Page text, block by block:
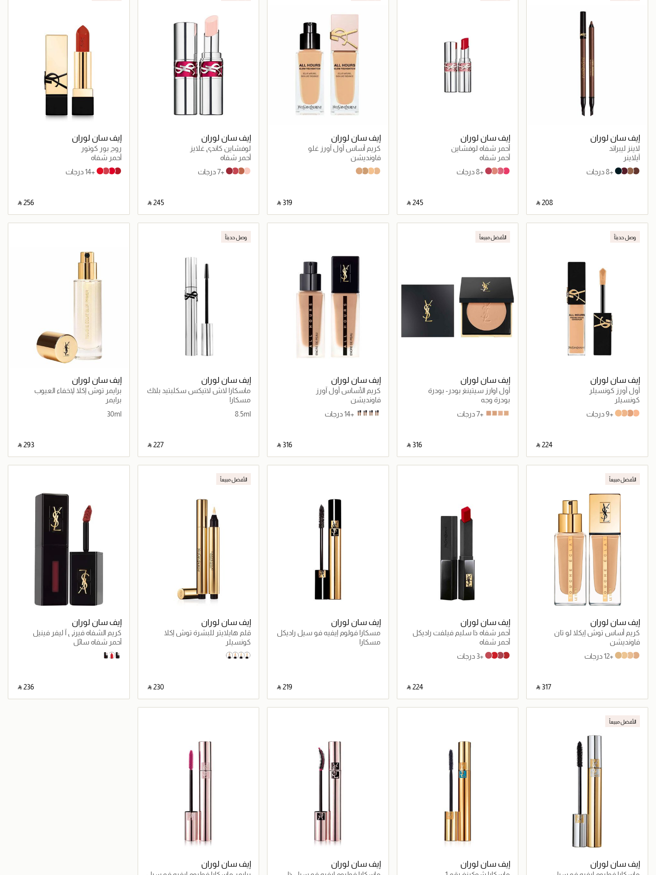
إيف سان لوران
لاينز ليبراتد
آيلاينر
2 Deconstructed Brown
3 Liberated Bronze
4 Unrestricted Plum
5 Prismatic Black +8 درجات
‎ ⃁ ⁦208⁩ ‎
جاري تحميل التفاصيل
إيف سان لوران
أحمر شفاه لوفشاين
أحمر شفاه
45 Coral Crush
209 Bling Pink
201 Rosewood Blush
154 Pink In Shine +8 درجات
‎ ⃁ ⁦245⁩ ‎
جاري تحميل التفاصيل
إيف سان لوران
كريم أساس أُول آورز غلو
فاونديشن
LN6
LN4
MN6
MN4
‎ ⃁ ⁦319⁩ ‎
جاري تحميل التفاصيل
إيف سان لوران
لوفشاين كاندي غلايز
أحمر شفاه
2 Healthy Glow Plump
4 Nude Pleasure
5 Pink Satisfaction
6 Burgundy Temptation +7 درجات
‎ ⃁ ⁦245⁩ ‎
جاري تحميل التفاصيل
إيف سان لوران
روج بور كوتور
أحمر شفاه
R1 Le Rouge
R7 Rouge Insolite
R10 Effortless Vermillion
R12 Rouge Féminin
+14 درجات
‎ ⃁ ⁦256⁩ ‎
جاري تحميل التفاصيل
وصل حديثاً
إيف سان لوران
أول أورز كونسيلر
كونسيلر
LC2
LC5
LN1
LN4+9 درجات
‎ ⃁ ⁦224⁩ ‎
جاري تحميل التفاصيل
الأفضل مبيعاً
إيف سان لوران
أول اوارز سيتينغ بودر- بودرة
مضغوطة غير لامعة
بودرة وجه
b20 ivory
b10 porcelain
b30 almond
b40 sand
+7 درجات
‎ ⃁ ⁦316⁩ ‎
جاري تحميل التفاصيل
إيف سان لوران
كريم الأساس أول آورز
فاونديشن
MN7
LN9
LW8
MN10
+14 درجات
‎ ⃁ ⁦316⁩ ‎
جاري تحميل التفاصيل
وصل حديثاً
إيف سان لوران
ماسكارا لاش لاتيكس سكلبتيد بلاك
مسكارا
8.5ml
‎ ⃁ ⁦227⁩ ‎
جاري تحميل التفاصيل
إيف سان لوران
برايمر توش إكلا لإخفاء العيوب
برايمر
30ml
‎ ⃁ ⁦293⁩ ‎
جاري تحميل التفاصيل
الأفضل مبيعاً
إيف سان لوران
كريم أساس توش إيكلا لو تان
المجدد
فاونديشن
br40
B10
B20
B30+12 درجات
‎ ⃁ ⁦317⁩ ‎
جاري تحميل التفاصيل
إيف سان لوران
أحمر شفاه ذا سليم فيلفت راديكل
أحمر شفاه
305 ORANGE SURGE
302 BROWN. NO WAY BACK.
28 TRUE CHILI
301 NUDE TENSION +3 درجات
‎ ⃁ ⁦224⁩ ‎
جاري تحميل التفاصيل
إيف سان لوران
مسكارا فولوم إيفيه فو سيل راديكل
مسكارا
‎ ⃁ ⁦219⁩ ‎
جاري تحميل التفاصيل
الأفضل مبيعاً
إيف سان لوران
قلم هايلايتر للبشرة توش إكلا
كونسيلر
3.5 Light with A Neutral Undertone
1.5 light
2
05 Honey
‎ ⃁ ⁦230⁩ ‎
جاري تحميل التفاصيل
إيف سان لوران
كريم الشفاه فيرني آ ليفر فينيل
أحمر شفاه سائل
420 chili vibration
402
425 make me yours
‎ ⃁ ⁦236⁩ ‎
الأفضل مبيعاً
إيف سان لوران إيف سان لوران إيف سان لوران إيف سان لوران